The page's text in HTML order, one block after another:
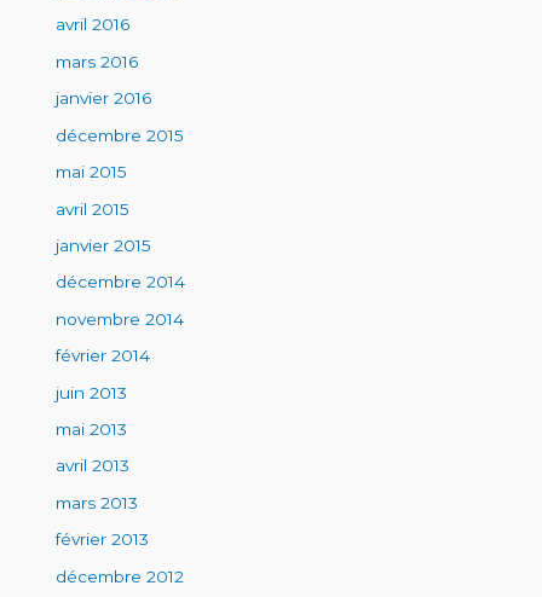
avril 2016
mars 2016
janvier 2016
décembre 2015
mai 2015
avril 2015
janvier 2015
décembre 2014
novembre 2014
février 2014
juin 2013
mai 2013
avril 2013
mars 2013
février 2013
décembre 2012